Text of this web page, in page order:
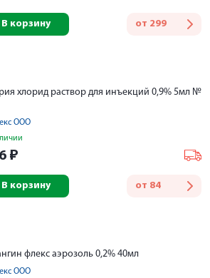
от 299
В корзину
хлорид раствор для инъекций 0,9% 5мл №
ООО
₽
от 84
В корзину
флекс аэрозоль 0,2% 40мл
ООО